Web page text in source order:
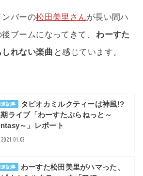
ンバーの松田美里さんが長い間ハ
ブームになってきて、 わーすた
れない楽曲 と感じています。
連記事
タピオカミルクティーは神風!?
ライブ「わーすたぷらねっと～
～」レポート
2021.01.03
連記事
わーすた松田美里がハマった、